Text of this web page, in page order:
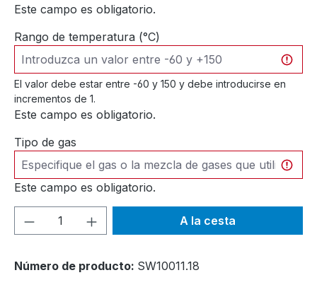
Este campo es obligatorio.
Rango de temperatura (°C)
El valor debe estar entre -60 y 150 y debe introducirse en
incrementos de 1.
Este campo es obligatorio.
Tipo de gas
Este campo es obligatorio.
Cantidad del producto: introduce la
A la cesta
Número de producto: SW10011.18